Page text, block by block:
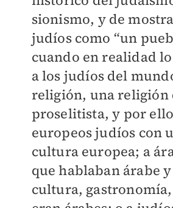
sionismo, y de
judíos como “un
cuando en realidad
a los judíos del
religión, una religión
proselitista, y por
europeos judíos con
cultura europea; a
que hablaban árabe
cultura,